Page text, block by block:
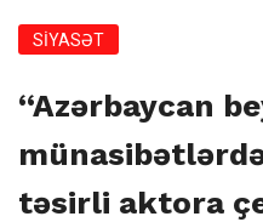
SİYASƏT
“Azərbaycan
təsirli aktora